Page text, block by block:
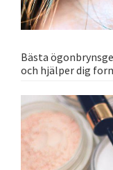
Bästa
och hjälper dig